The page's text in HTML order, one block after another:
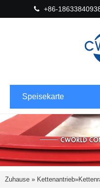
+86-
Speisekarte
Zuhause » Kettenantrieb»